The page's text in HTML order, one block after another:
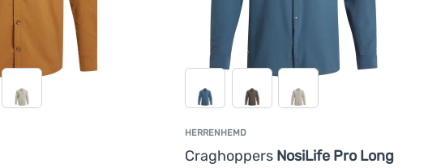
HERRENHEMD
Craghoppers NosiLife Pro Long